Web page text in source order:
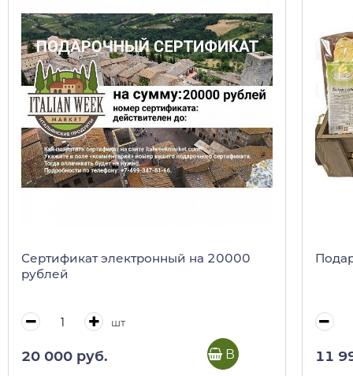
Сертификат электронный на 20000
рублей
шт
20 000 руб. В корзину 11